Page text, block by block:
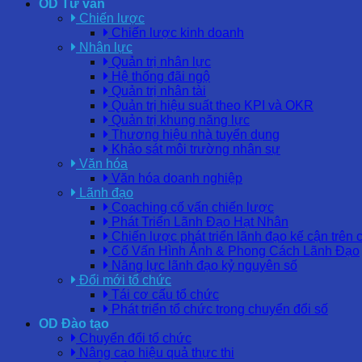
OD Tư vấn
Chiến lược
Chiến lược kinh doanh
Nhân lực
Quản trị nhân lực
Hệ thống đãi ngộ
Quản trị nhân tài
Quản trị hiệu suất theo KPI và OKR
Quản trị khung năng lực
Thương hiệu nhà tuyển dụng
Khảo sát môi trường nhân sự
Văn hóa
Văn hóa doanh nghiệp
Lãnh đạo
Coaching cố vấn chiến lược
Phát Triển Lãnh Đạo Hạt Nhân
Chiến lược phát triển lãnh đạo kế cận trên
Cố Vấn Hình Ảnh & Phong Cách Lãnh Đạo
Năng lực lãnh đạo kỷ nguyên số
Đổi mới tổ chức
Tái cơ cấu tổ chức
Phát triển tổ chức trong chuyển đổi số
OD Đào tạo
Chuyển đổi tổ chức
Nâng cao hiệu quả thực thi